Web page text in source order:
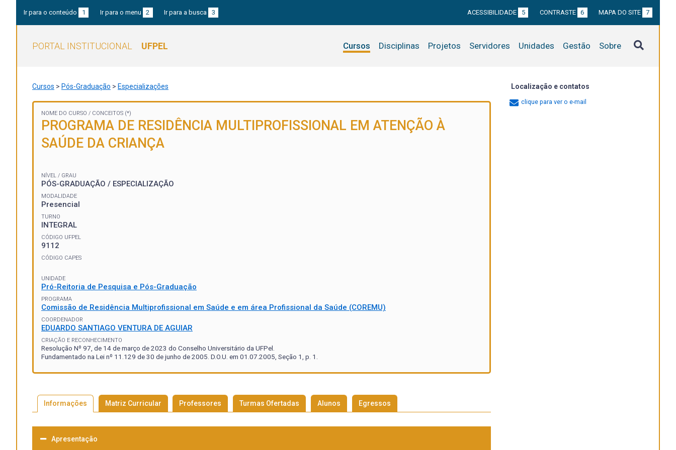
Ir para o conteúdo 1 Ir para o menu 2 Ir para a busca 3 ACESSIBILIDADE 5 CONTRASTE 6 MAPA DO SITE 7
PORTAL INSTITUCIONAL UFPEL Cursos Disciplinas Projetos Servidores Unidades Gestão Sobre
Cursos > Pós-Graduação > Especializações
NOME DO CURSO / CONCEITOS (*)
PROGRAMA DE RESIDÊNCIA MULTIPROFISSIONAL EM ATENÇÃO À
SAÚDE DA CRIANÇA
NÍVEL / GRAU
PÓS-GRADUAÇÃO / ESPECIALIZAÇÃO
MODALIDADE
Presencial
TURNO
INTEGRAL
CÓDIGO UFPEL
9112
CÓDIGO CAPES
UNIDADE
Pró-Reitoria de Pesquisa e Pós-Graduação
PROGRAMA
Comissão de Residência Multiprofissional em Saúde e em área Profissional da Saúde (COREMU)
COORDENADOR
EDUARDO SANTIAGO VENTURA DE AGUIAR
CRIAÇÃO E RECONHECIMENTO
Resolução Nº 97, de 14 de março de 2023 do Conselho Universitário da UFPel.
Fundamentado na Lei nº 11.129 de 30 de junho de 2005. D.O.U. em 01.07.2005, Seção 1, p. 1.
Informações Matriz Curricular Professores Turmas Ofertadas Alunos Egressos
Apresentação
Localização e contatos
clique para ver o e-mail